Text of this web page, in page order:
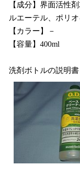
【成分】界面活性
ルエーテル、ポリ
【カラー】－
【容量】400ml
洗剤ボトルの説明書